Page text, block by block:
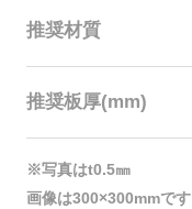
推奨材質
推奨板厚(mm)
※写真はt0.5㎜
画像は300×300mmです